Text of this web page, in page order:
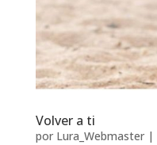
Volver a ti
por Lura_Webmaster|